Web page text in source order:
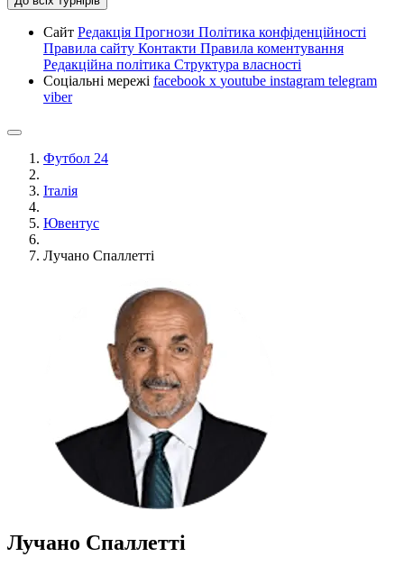
Сайт Редакція Прогнози Політика конфіденційності
Правила сайту Контакти Правила коментування
Редакційна політика Структура власності
Соціальні мережі facebook x youtube instagram telegram
viber
Футбол 24
Італія
Ювентус
Лучано Спаллетті
Лучано Спаллетті